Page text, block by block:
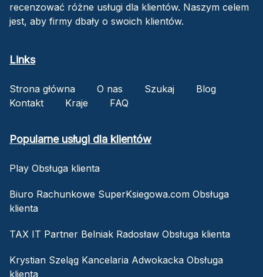
recenzować różne usługi dla klientów. Naszym celem
jest, aby firmy dbały o swoich klientów.
Links
Strona główna O nas Szukaj
Blog
Kontakt
Kraje FAQ
Popularne usługi dla klientów
Play Obsługa klienta
Biuro Rachunkowe SuperKsiegowa.com Obsługa
klienta
TAX IT Partner Belniak Radosław Obsługa klienta
Krystian Szeląg Kancelaria Adwokacka Obsługa
klienta